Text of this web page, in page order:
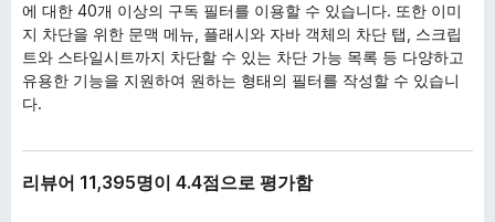
에 대한 40개 이상의 구독 필터를 이용할 수 있습니다. 또한 이미
지 차단을 위한 문맥 메뉴, 플래시와 자바 객체의 차단 탭, 스크립
트와 스타일시트까지 차단할 수 있는 차단 가능 목록 등 다양하고
유용한 기능을 지원하여 원하는 형태의 필터를 작성할 수 있습니
다.
리뷰어 11,395명이 4.4점으로 평가함